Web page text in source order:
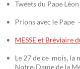
Tweets du Pape
Prions avec le Pape
MESSE et Bréviaire
Le 27 de ce mois, la
Notre-Dame de la